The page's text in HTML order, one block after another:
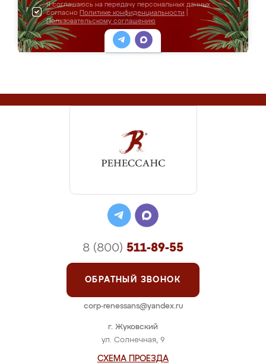
Я соглашаюсь на передачу персональных данных
согласно Политике конфиденциальности
Пользовательскому соглашению
г. Жуковский
ул. Солнечная, 9
СХЕМА ПРОЕЗДА
8 (800) 511-89-55
ОБРАТНЫЙ ЗВОНОК
corp-renessans@yandex.ru